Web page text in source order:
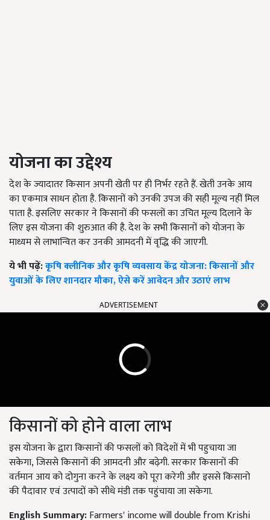
योजना का उद्देश्य
देश के ज्यादातर किसान अपनी खेती पर ही निर्भर रहते हैं. खेती उनके आय
का एकमात्र साधन होता है. किसानों को उनकी उपज की सही मूल्य नहीं मिल
पाता है. इसलिए सरकार ने किसानों की फसलों का उचित मूल्य दिलाने के
लिए इस योजना की शुरुआत की है. देश के सभी किसानों को योजना के
माध्यम से लाभान्वित कर उनकी आमदनी में वृद्धि की जाएगी.
ये भी पढ़ें:कृषि क्लीनिक और कृषि व्यवसाय केंद्र योजना: किसानों और
युवाओं के लिए शानदार मौका, ऐसे करें आवेदन और उठाएं लाभ
ADVERTISEMENT
किसानों को होने वाला लाभ
इस योजना के द्वारा किसानों की फसलों को विदेशों में भी पहुचाया जा
सकेगा,जिससे किसानों की आमदनी और बढ़ेगी. सरकार किसानों की
वर्तमान आय को दोगुना करने के लक्ष्य को पूरा करेगी और इससे किसानो
की पैदावार एवं उत्पादों को सीधे मंडी तक पहुंचाया जा सकेगा.
English Summary:Farmers' income will double from Krishi